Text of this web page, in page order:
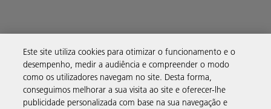
Produtos e serviços
Este site utiliza cookies para otimizar o funcionamento e o
desempenho, medir a audiência e compreender o modo
como os utilizadores navegam no site. Desta forma,
conseguimos melhorar a sua visita ao site e oferecer-lhe
publicidade personalizada com base na sua navegação e